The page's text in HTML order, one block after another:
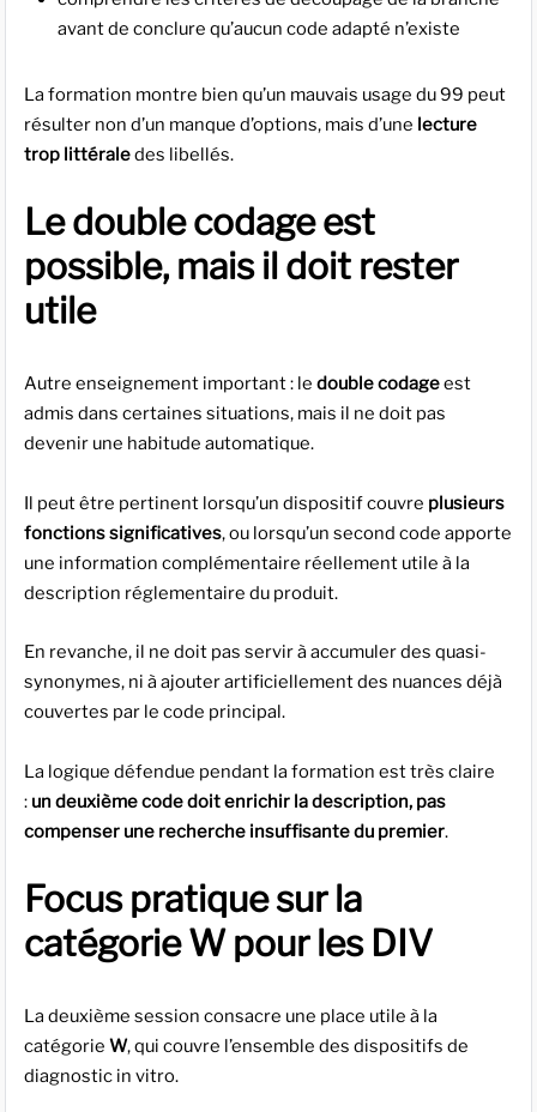
avant de conclure qu’aucun code adapté n’existe
La formation montre bien qu’un mauvais usage du 99 peut
résulter non d’un manque d’options, mais d’une lecture
trop littéraledes libellés.
Le double codage est
possible, mais il doit rester
utile
Autre enseignement important : le double codageest
admis dans certaines situations, mais il ne doit pas
devenir une habitude automatique.
Il peut être pertinent lorsqu’un dispositif couvre plusieurs
fonctions significatives, ou lorsqu’un second code apporte
une information complémentaire réellement utile à la
description réglementaire du produit.
En revanche, il ne doit pas servir à accumuler des quasi-
synonymes, ni à ajouter artificiellement des nuances déjà
couvertes par le code principal.
La logique défendue pendant la formation est très claire
: un deuxième code doit enrichir la description, pas
compenser une recherche insuffisante du premier.
Focus pratique sur la
catégorie W pour les DIV
La deuxième session consacre une place utile à la
catégorie W, qui couvre l’ensemble des dispositifs de
diagnostic in vitro.